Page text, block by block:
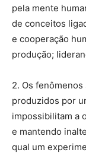
pela mente
de conceitos
e cooperação
produção;
2. Os
produzidos por
impossibilitam a
e mantendo
qual um